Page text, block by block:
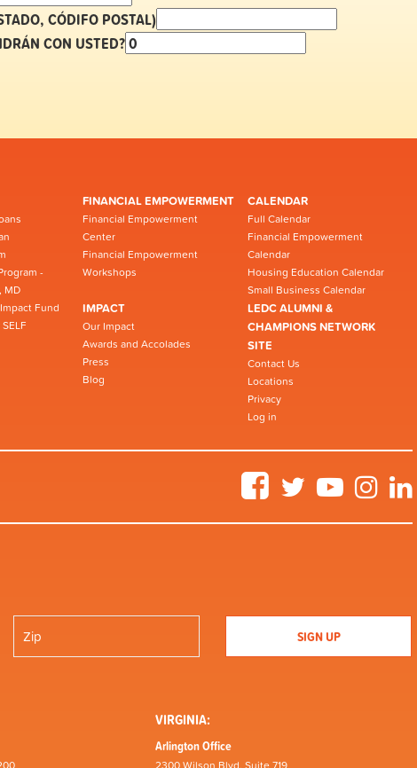
CÓDIFO POSTAL)
CON USTED?
-
MD
Fund
FINANCIAL EMPOWERMENT
Financial Empowerment
Center
Financial Empowerment
Workshops
CALENDAR
Full Calendar
Financial Empowerment
Calendar
Housing Education Calendar
Small Business Calendar
IMPACT
Our Impact
Awards and Accolades
Press
Blog
LEDC ALUMNI &
CHAMPIONS NETWORK
SITE
Contact Us
Locations
Privacy
Log in
FacebookTwitter YouTubeInstagram
VIRGINIA:
Arlington Office